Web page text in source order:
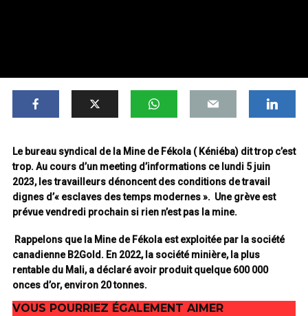
Le bureau syndical de la Mine de Fékola ( Kéniéba) dit trop c’est
trop. Au cours d’un meeting d’informations ce lundi 5 juin
2023, les travailleurs dénoncent des conditions de travail
dignes d’« esclaves des temps modernes ». Une grève est
prévue vendredi prochain si rien n’est pas la mine.
Rappelons que la Mine de Fékola est exploitée par la société
canadienne B2Gold. En 2022, la société minière, la plus
rentable du Mali, a déclaré avoir produit quelque 600 000
onces d’or, environ 20 tonnes.
VOUS POURRIEZ ÉGALEMENT AIMER